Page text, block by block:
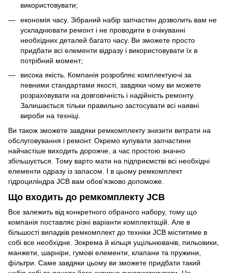
використовувати;
економія часу. Зібраний набір запчастин дозволить вам не
ускладнювати ремонт і не проводити в очікуванні
необхідних деталей багато часу. Ви зможете просто
придбати всі елементи відразу і використовувати їх в
потрібний момент;
висока якість. Компанія розробляє комплектуючі за
певними стандартами якості, завдяки чому ви можете
розраховувати на довговічність і надійність ремонту.
Залишається тільки правильно застосувати всі наявні
вироби на техніці.
Ви також зможете завдяки ремкомплекту знизити витрати на
обслуговування і ремонт. Окремо купувати запчастини
найчастіше виходить дорожче, а час простою значно
збільшується. Тому варто мати на підприємстві всі необхідні
елементи одразу із запасом. І в цьому ремкомплект
гідроциліндра JCB вам обов'язково допоможе.
Що входить до ремкомплекту JCB
Все залежить від конкретного обраного набору, тому що
компанія поставляє різні варіанти комплектацій. Але в
більшості випадків ремкомплект до техніки JCB міститиме в
собі все необхідне. Зокрема й кільця ущільнювачів, пильовики,
манжети, шарніри, гумові елементи, клапани та пружини,
фільтри. Саме завдяки цьому ви зможете придбати такий